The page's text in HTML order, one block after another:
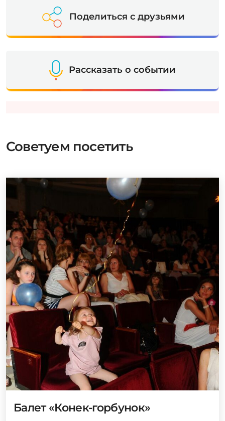
Поделиться с друзьями
Рассказать о событии
Советуем посетить
Балет «Конек-горбунок»